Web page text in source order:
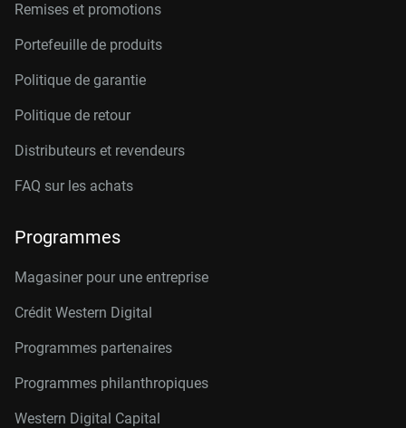
Remises et promotions
Portefeuille de produits
Politique de garantie
Politique de retour
Distributeurs et revendeurs
FAQ sur les achats
Programmes
Magasiner pour une entreprise
Crédit Western Digital
Programmes partenaires
Programmes philanthropiques
Western Digital Capital